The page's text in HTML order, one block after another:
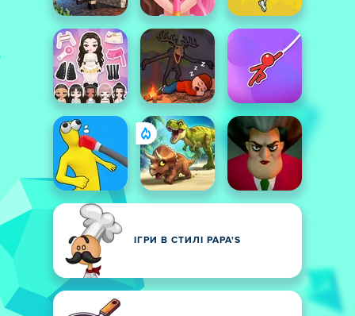
ІГРИ В СТИЛІ PAPA'S